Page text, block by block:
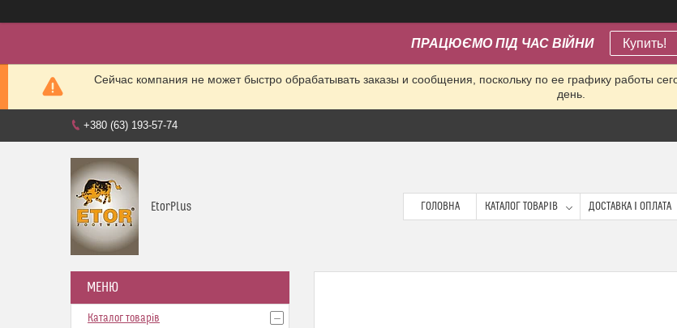
ПРАЦЮЄМО ПІД ЧАС ВІЙНИ Купить!
Сейчас компания не может быстро обрабатывать заказы и сообщения, поскольку по ее графику работы
день.
+380 (63) 193-57-74
EtorPlus ГОЛОВНА КАТАЛОГ ТОВАРІВ ДОСТАВКА І ОПЛАТА
Каталог товарів